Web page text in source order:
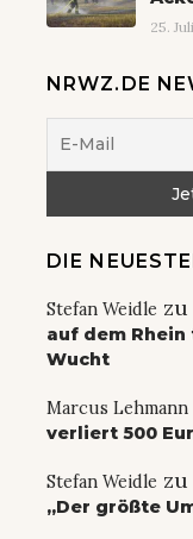
25.
NRWZ.DE
DIE
Stefan Weidle zu
auf dem
Wucht
Marcus Lehmann
verliert 500
Stefan Weidle zu
„Der größte